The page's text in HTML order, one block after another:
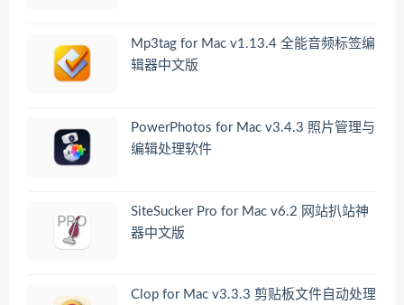
Mp3tag for Mac v1.13.4 全能音频标签编
辑器中文版
PowerPhotos for Mac v3.4.3 照片管理与
编辑处理软件
SiteSucker Pro for Mac v6.2 网站扒站神
器中文版
Clop for Mac v3.3.3 剪贴板文件自动处理